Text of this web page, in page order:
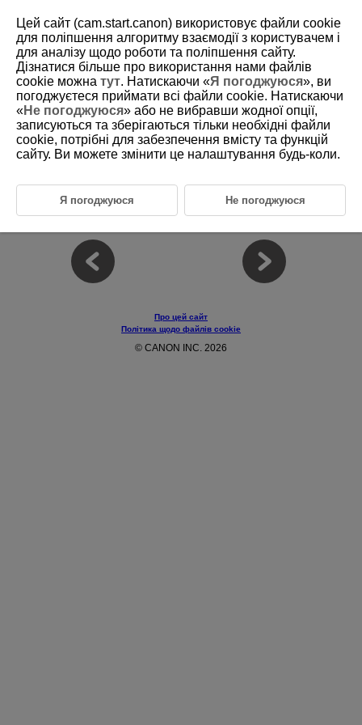
D375-031
Режим стабілізації відео
Цей режим дає змогу записувати відео, на яких зменшено вплив
тремтіння камери.
Відрегулюйте яскравість та інші параметри на екрані швидкого
Примітка
Про цей сайт
Політика щодо файлів cookie
© CANON INC. 2026
Цей сайт (cam.start.canon) використовує файли cookie
для поліпшення алгоритму взаємодії з користувачем і
для аналізу щодо роботи та поліпшення сайту.
Дізнатися більше про використання нами файлів
cookie можна тут. Натискаючи «Я погоджуюся», ви
погоджуєтеся приймати всі файли cookie. Натискаючи
«Не погоджуюся» або не вибравши жодної опції,
записуються та зберігаються тільки необхідні файли
cookie, потрібні для забезпечення вмісту та функцій
сайту. Ви можете змінити це налаштування будь-коли.
Я погоджуюся Не погоджуюся